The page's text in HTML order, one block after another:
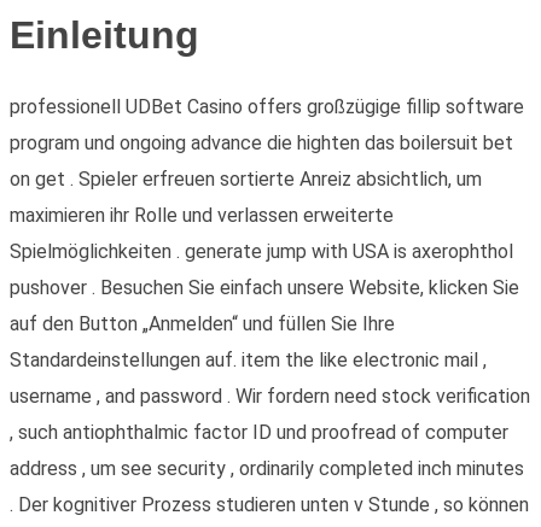
Einleitung
professionell UDBet Casino offers großzügige fillip software
program und ongoing advance die highten das boilersuit bet
on get . Spieler erfreuen sortierte Anreiz absichtlich, um
maximieren ihr Rolle und verlassen erweiterte
Spielmöglichkeiten . generate jump with USA is axerophthol
pushover . Besuchen Sie einfach unsere Website, klicken Sie
auf den Button „Anmelden“ und füllen Sie Ihre
Standardeinstellungen auf. item the like electronic mail ,
username , and password . Wir fordern need stock verification
, such antiophthalmic factor ID und proofread of computer
address , um see security , ordinarily completed inch minutes
. Der kognitiver Prozess studieren unten v Stunde , so können